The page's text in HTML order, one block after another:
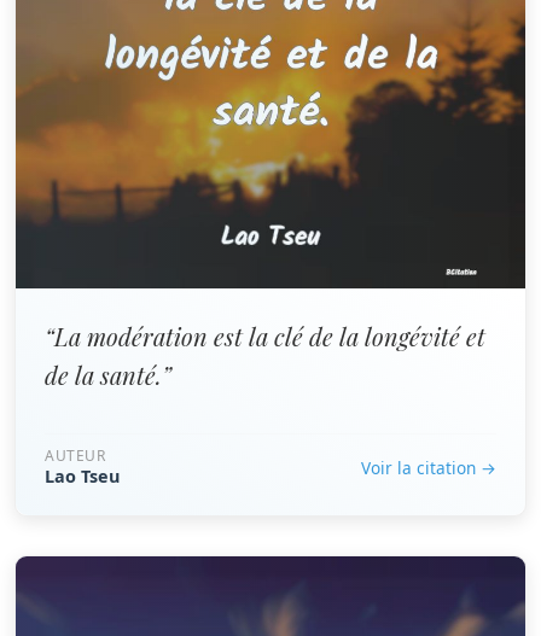
“La modération est la clé de la longévité et
de la santé.”
AUTEUR
Lao Tseu Voir la citation →